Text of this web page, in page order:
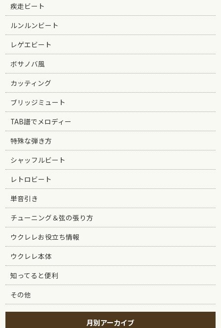
疾走ビート
ルンルンビート
レゲエビート
ボサノバ風
カッティング
ブリッジミュート
TAB譜でメロディー
特殊な弾き方
シャッフルビート
レトロビート
単音引き
チューニング＆弦の張り方
ウクレレお役立ち情報
ウクレレ本体
知ってると便利
その他
月別アーカイブ